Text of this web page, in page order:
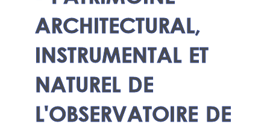
ARCHITECTURAL,
INSTRUMENTAL ET
NATUREL DE
L'OBSERVATOIRE DE